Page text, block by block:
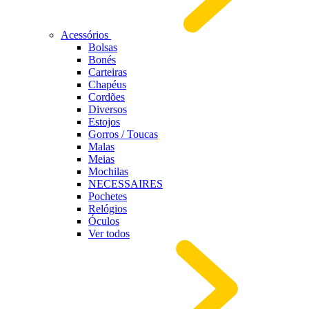
Acessórios
Bolsas
Bonés
Carteiras
Chapéus
Cordões
Diversos
Estojos
Gorros / Toucas
Malas
Meias
Mochilas
NECESSAIRES
Pochetes
Relógios
Óculos
Ver todos